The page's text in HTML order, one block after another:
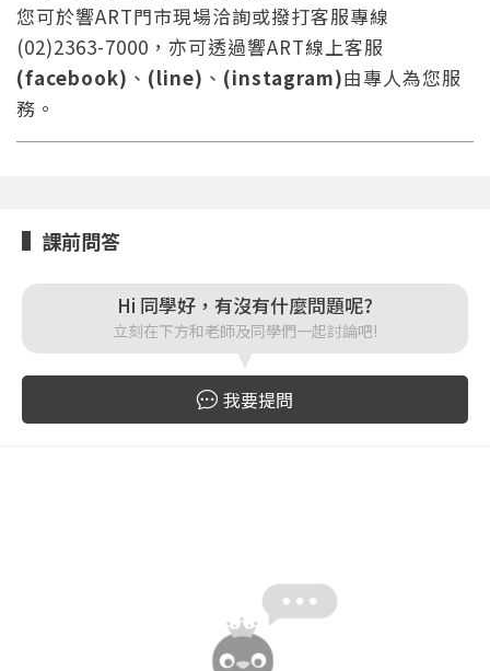
登入
您將收到一封Email，請依照信件中的指示重新登
入。
系統偵測到您的帳號重複登入，
點擊下方「確定」將前一位使用者強制登出。
您可於響ART門市現場洽詢或撥打客服專線
(02)2363-7000，亦可透過響ART線上客服
(facebook) 、 (line) 、 (instagram)由專人為您服
務。
課前問答
Hi 同學好，有沒有什麼問題呢?
立刻在下方和老師及同學們一起討論吧!
我要提問